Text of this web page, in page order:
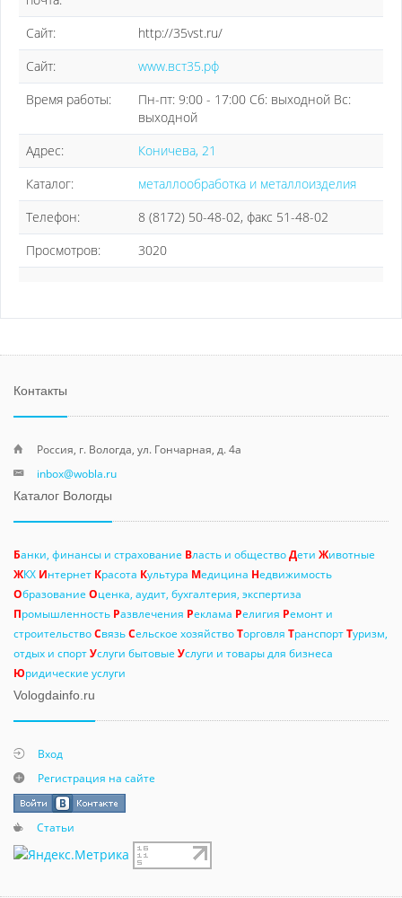
Сайт:
http://35vst.ru/
Сайт:
www.вст35.рф
Время работы:
Пн-пт: 9:00 - 17:00 Сб: выходной Вс:
выходной
Адрес:
Коничева, 21
Каталог:
металлообработка и металлоизделия
Телефон:
8 (8172) 50-48-02, факс 51-48-02
Просмотров:
3020
Контакты
Россия, г. Вологда, ул. Гончарная, д. 4а
inbox@wobla.ru
Каталог Вологды
Банки, финансы и страхование Власть и обществоДети Животные
ЖКХ Интернет Красота Культура Медицина Недвижимость
Образование Оценка, аудит, бухгалтерия, экспертиза
Промышленность Развлечения Реклама Религия Ремонт и
строительствоСвязьСельское хозяйствоТорговля ТранспортТуризм,
отдых и спортУслуги бытовые Услуги и товары для бизнеса
Юридические услуги
Vologdainfo.ru
Вход
Регистрация на сайте
Статьи